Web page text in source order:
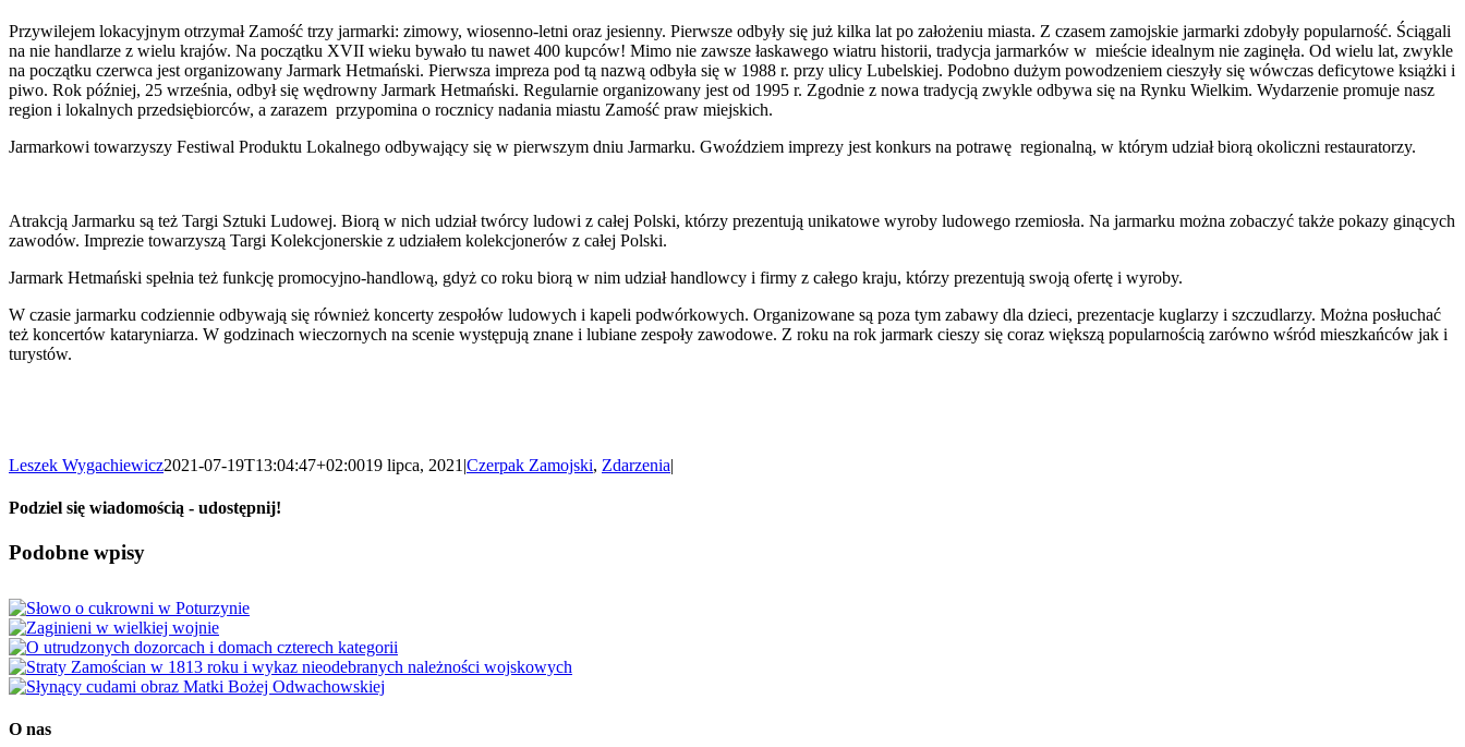
Przywilejem lokacyjnym otrzymał Zamość trzy jarmarki: zimowy, wiosenno-letni oraz jesienny. Pierwsze odbyły się już kilka lat po założeniu miasta. Z czasem zamojskie jarmarki zdobyły popularność. Ściągali
na nie handlarze z wielu krajów. Na początku XVII wieku bywało tu nawet 400 kupców! Mimo nie zawsze łaskawego wiatru historii, tradycja jarmarków w mieście idealnym nie zaginęła. Od wielu lat, zwykle
na początku czerwca jest organizowany Jarmark Hetmański. Pierwsza impreza pod tą nazwą odbyła się w 1988 r. przy ulicy Lubelskiej. Podobno dużym powodzeniem cieszyły się wówczas deficytowe książki i
piwo. Rok później, 25 września, odbył się wędrowny Jarmark Hetmański. Regularnie organizowany jest od 1995 r. Zgodnie z nowa tradycją zwykle odbywa się na Rynku Wielkim. Wydarzenie promuje nasz
region i lokalnych przedsiębiorców, a zarazem przypomina o rocznicy nadania miastu Zamość praw miejskich.
Jarmarkowi towarzyszy Festiwal Produktu Lokalnego odbywający się w pierwszym dniu Jarmarku. Gwoździem imprezy jest konkurs na potrawę regionalną, w którym udział biorą okoliczni restauratorzy.
Atrakcją Jarmarku są też Targi Sztuki Ludowej. Biorą w nich udział twórcy ludowi z całej Polski, którzy prezentują unikatowe wyroby ludowego rzemiosła. Na jarmarku można zobaczyć także pokazy ginących
zawodów. Imprezie towarzyszą Targi Kolekcjonerskie z udziałem kolekcjonerów z całej Polski.
Jarmark Hetmański spełnia też funkcję promocyjno-handlową, gdyż co roku biorą w nim udział handlowcy i firmy z całego kraju, którzy prezentują swoją ofertę i wyroby.
W czasie jarmarku codziennie odbywają się również koncerty zespołów ludowych i kapeli podwórkowych. Organizowane są poza tym zabawy dla dzieci, prezentacje kuglarzy i szczudlarzy. Można posłuchać
też koncertów kataryniarza. W godzinach wieczornych na scenie występują znane i lubiane zespoły zawodowe. Z roku na rok jarmark cieszy się coraz większą popularnością zarówno wśród mieszkańców jak i
turystów.
Leszek Wygachiewicz2021-07-19T13:04:47+02:0019 lipca, 2021 |Czerpak Zamojski, Zdarzenia|
Podziel się wiadomością - udostępnij!
Facebook
X
Reddit
LinkedIn
WhatsApp
Tumblr
Pinterest
Vk
Email
Podobne wpisy
O nas